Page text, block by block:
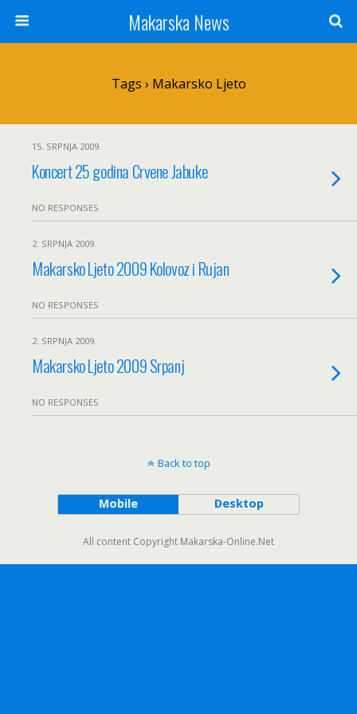
Makarska News
Tags › Makarsko Ljeto
15. SRPNJA 2009.
Koncert 25 godina Crvene Jabuke
NO RESPONSES
2. SRPNJA 2009.
Makarsko Ljeto 2009 Kolovoz i Rujan
NO RESPONSES
2. SRPNJA 2009.
Makarsko Ljeto 2009 Srpanj
NO RESPONSES
Back to top
Mobile Desktop
All content Copyright Makarska-Online.Net